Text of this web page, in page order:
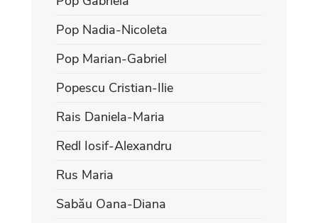
Pop Nadia-Nicoleta
Pop Marian-Gabriel
Popescu Cristian-Ilie
Rais Daniela-Maria
Redl Iosif-Alexandru
Rus Maria
Sabău Oana-Diana